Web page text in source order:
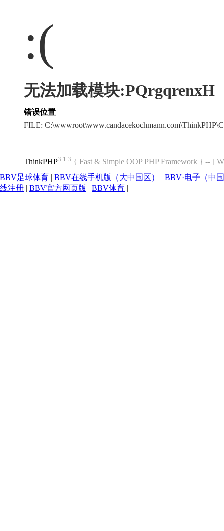
:(
无法加载模块:PQrgqrenxH
错误位置
FILE:
ThinkPHP3.1.3 { Fast & Simple OOP PHP Framework } -- [
BBV足球体育 | BBV在线手机版（大中国区） | BBV·电子（中
线注册 | BBV官方网页版 | BBV体育 |